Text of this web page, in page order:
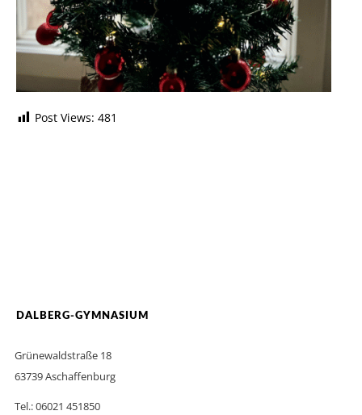
Post Views: 481
DALBERG-GYMNASIUM
Grünewaldstraße 18
63739 Aschaffenburg
Tel.: 06021 451850